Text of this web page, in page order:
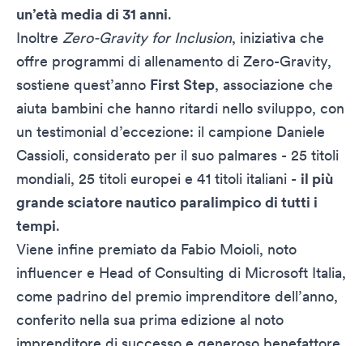
un’età media di 31 anni.
Inoltre Zero-Gravity for Inclusion, iniziativa che
offre programmi di allenamento di Zero-Gravity,
sostiene quest’anno First Step, associazione che
aiuta bambini che hanno ritardi nello sviluppo, con
un testimonial d’eccezione: il campione Daniele
Cassioli, considerato per il suo palmares - 25 titoli
mondiali, 25 titoli europei e 41 titoli italiani - il più
grande sciatore nautico paralimpico di tutti i
tempi.
Viene infine premiato da Fabio Moioli, noto
influencer e Head of Consulting di Microsoft Italia,
come padrino del premio imprenditore dell’anno,
conferito nella sua prima edizione al noto